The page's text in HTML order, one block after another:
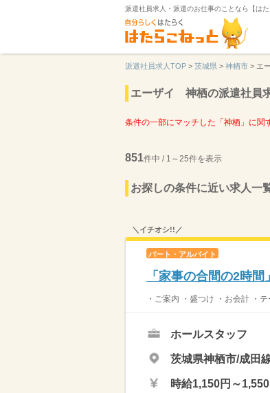
派遣社員求人・派遣のお仕事のことなら【はた
派遣社員求人TOP > 茨城県 > 神栖市 > エ
エーザイ 神栖の派遣社員
条件の一部にマッチした「神栖」に関
851件中 / 1～25件を表示
お探しの条件に近い求人一
＼イチオシ!!／
パート・アルバイト
「家事の合間の2時
・ご案内 ・盛つけ ・お会計 ・
ホールスタッフ
茨城県神栖市/成田
時給1,150円～1,550